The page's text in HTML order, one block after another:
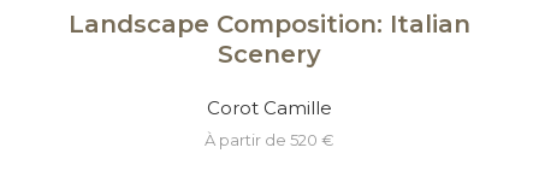
Landscape Composition: Italian
Scenery
Corot Camille
à partir de 520 €